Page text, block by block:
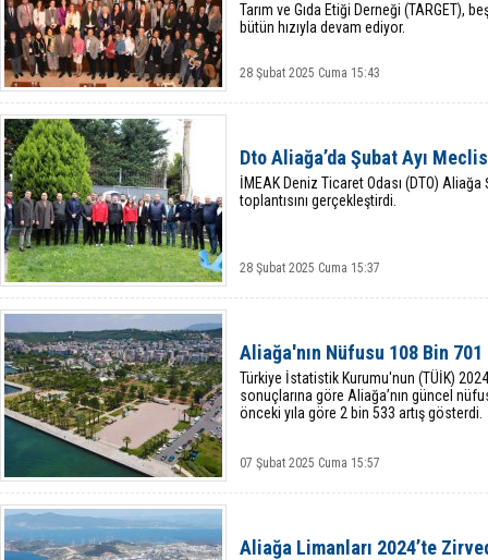
Tarım ve Gıda Etiği Derneği (TARGET),
bütün hızıyla devam ediyor.
28 Şubat 2025 Cuma 15:43
Dto Aliağa’da Şubat Ayı
İMEAK Deniz Ticaret Odası (DTO)
toplantısını gerçekleştirdi.
28 Şubat 2025 Cuma 15:37
Aliağa'nın Nüfusu 108 Bin 701
Türkiye İstatistik Kurumu'nun (TÜİK)
sonuçlarına göre Aliağa’nın güncel
önceki yıla göre 2 bin 533 artış gösterdi.
07 Şubat 2025 Cuma 15:57
Aliağa Limanları 2024’te